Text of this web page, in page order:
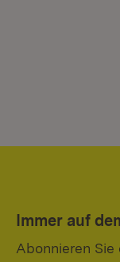
Immer auf
Abonnieren